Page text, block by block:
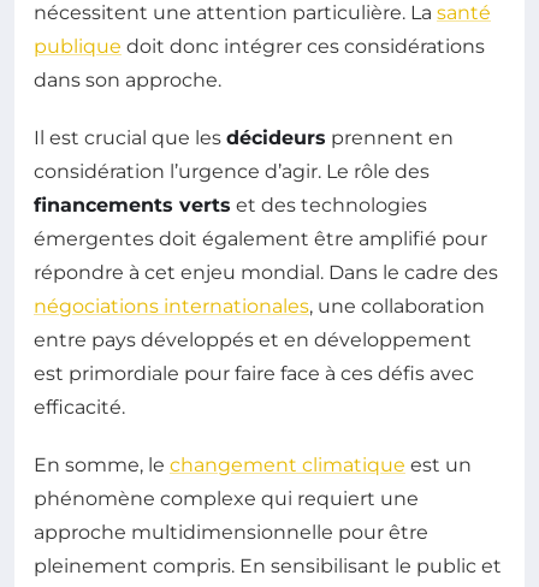
nécessitent une attention particulière. La santé
publique doit donc intégrer ces considérations
dans son approche.
Il est crucial que les décideurs prennent en
considération l’urgence d’agir. Le rôle des
financements verts et des technologies
émergentes doit également être amplifié pour
répondre à cet enjeu mondial. Dans le cadre des
négociations internationales, une collaboration
entre pays développés et en développement
est primordiale pour faire face à ces défis avec
efficacité.
En somme, le changement climatique est un
phénomène complexe qui requiert une
approche multidimensionnelle pour être
pleinement compris. En sensibilisant le public et